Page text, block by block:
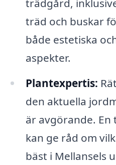
trädgård,
träd och buskar
både estetiska
aspekter.
Plantexpertis:
den aktuella
är avgörande.
kan ge råd om
bäst i Mellansels